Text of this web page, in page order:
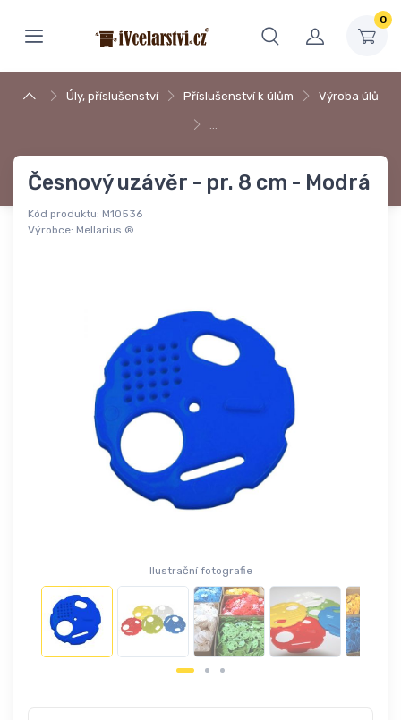
0
Úly, příslušenství Příslušenství k úlům Výroba úlů
…
Česnový uzávěr - pr. 8 cm - Modrá
Kód produktu: M10536
Výrobce: Mellarius ®
Ilustrační fotografie